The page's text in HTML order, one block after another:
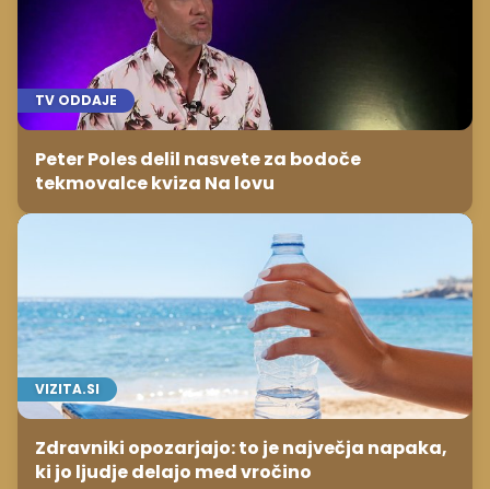
TV ODDAJE
Peter Poles delil nasvete za bodoče
tekmovalce kviza Na lovu
VIZITA.SI
Zdravniki opozarjajo: to je največja napaka,
ki jo ljudje delajo med vročino